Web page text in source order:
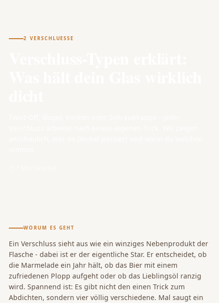
2 VERSCHLUESSE
WORUM ES GEHT
Ein Verschluss sieht aus wie ein winziges Nebenprodukt der
Flasche - dabei ist er der eigentliche Star. Er entscheidet, ob
die Marmelade ein Jahr hält, ob das Bier mit einem
zufriedenen Plopp aufgeht oder ob das Lieblingsöl ranzig
wird. Spannend ist: Es gibt nicht den einen Trick zum
Abdichten, sondern vier völlig verschiedene. Mal saugt ein